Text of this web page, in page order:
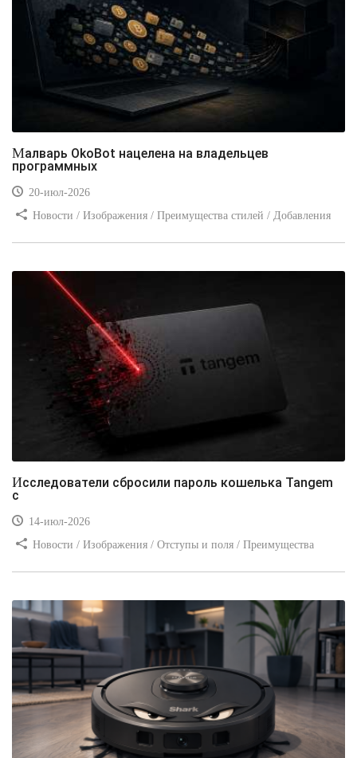
Малварь OkoBot нацелена на владельцев
программных
20-июл-2026
Новости / Изображения / Преимущества стилей / Добавления
Исследователи сбросили пароль кошелька Tangem
с
14-июл-2026
Новости / Изображения / Отступы и поля / Преимущества